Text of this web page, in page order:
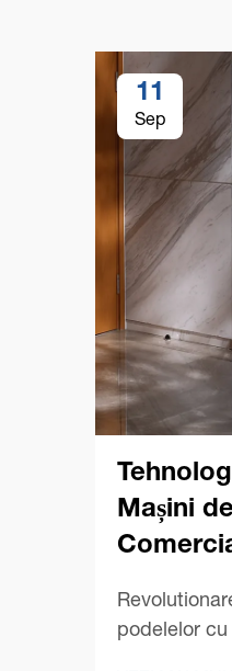
11
Sep
Mașini
podelelor cu